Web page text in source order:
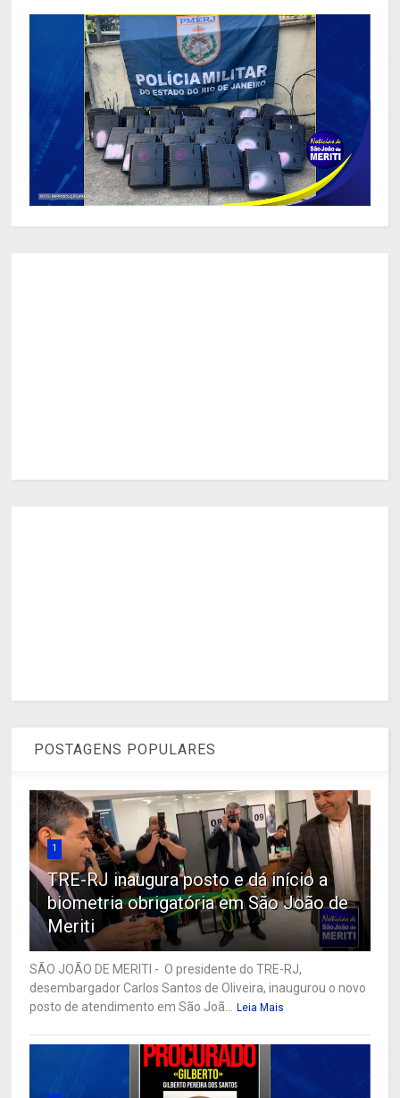
POSTAGENS POPULARES
1
TRE-RJ inaugura posto e dá início a
biometria obrigatória em São João de
Meriti
SÃO JOÃO DE MERITI - O presidente do TRE-RJ,
desembargador Carlos Santos de Oliveira, inaugurou o novo
posto de atendimento em São Joã... Leia Mais